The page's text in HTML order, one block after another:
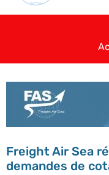
Freight Air Sea
demandes de